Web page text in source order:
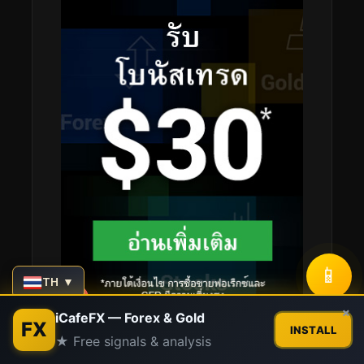
TH ▼ 📱
FX iCafeFX — Forex & Gold
★ Free signals & analysis
INSTALL
×
Contact us
Open